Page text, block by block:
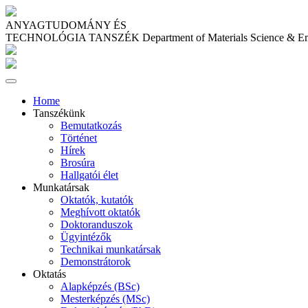
ANYAGTUDOMÁNY ÉS
TECHNOLÓGIA TANSZÉK Department of Materials Science &
Home
Tanszékünk
Bemutatkozás
Történet
Hírek
Brosúra
Hallgatói élet
Munkatársak
Oktatók, kutatók
Meghívott oktatók
Doktoranduszok
Ügyintézők
Technikai munkatársak
Demonstrátorok
Oktatás
Alapképzés (BSc)
Mesterképzés (MSc)